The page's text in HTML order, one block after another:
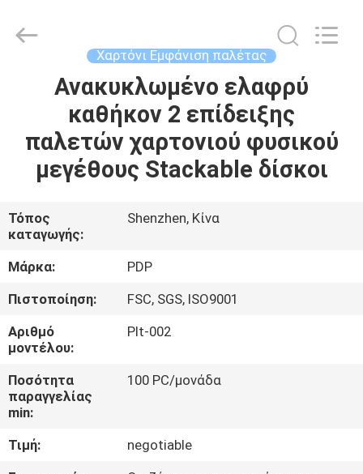
ΣΠΊΤΙ
ΠΡΟΪΌΝΤΑ
ΕΜΦΆΝΙΣΗ
VR
ΠΕΡΊΠΟΥ
ΕΜΕΊΣ
ΓΎΡΟΣ
ΕΡΓΟΣΤΑΣΊΩΝ
ΈΛΕΓΧΟΣ
Company
Χαρτόνι Εμφάνιση παλέτας
Ανακυκλωμένο ελαφρύ
καθήκον 2 επίδειξης
παλετών χαρτονιού φυσικού
μεγέθους Stackable δίσκοι
Τόπος
καταγωγής:
Shenzhen, Κίνα
Μάρκα:
PDP
Πιστοποίηση:
FSC, SGS, ISO9001
Αριθμό
μοντέλου:
Plt-002
Ποσότητα
παραγγελίας
min:
100 PC/μονάδα
Τιμή:
negotiable